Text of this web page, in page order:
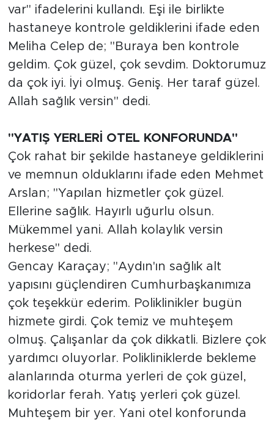
var" ifadelerini kullandı. Eşi ile birlikte
hastaneye kontrole geldiklerini ifade eden
Meliha Celep de; "Buraya ben kontrole
geldim. Çok güzel, çok sevdim. Doktorumuz
da çok iyi. İyi olmuş. Geniş. Her taraf güzel.
Allah sağlık versin" dedi.
"YATIŞ YERLERİ OTEL KONFORUNDA"
Çok rahat bir şekilde hastaneye geldiklerini
ve memnun olduklarını ifade eden Mehmet
Arslan; "Yapılan hizmetler çok güzel.
Ellerine sağlık. Hayırlı uğurlu olsun.
Mükemmel yani. Allah kolaylık versin
herkese" dedi.
Gencay Karaçay; "Aydın'ın sağlık alt
yapısını güçlendiren Cumhurbaşkanımıza
çok teşekkür ederim. Poliklinikler bugün
hizmete girdi. Çok temiz ve muhteşem
olmuş. Çalışanlar da çok dikkatli. Bizlere çok
yardımcı oluyorlar. Polikliniklerde bekleme
alanlarında oturma yerleri de çok güzel,
koridorlar ferah. Yatış yerleri çok güzel.
Muhteşem bir yer. Yani otel konforunda